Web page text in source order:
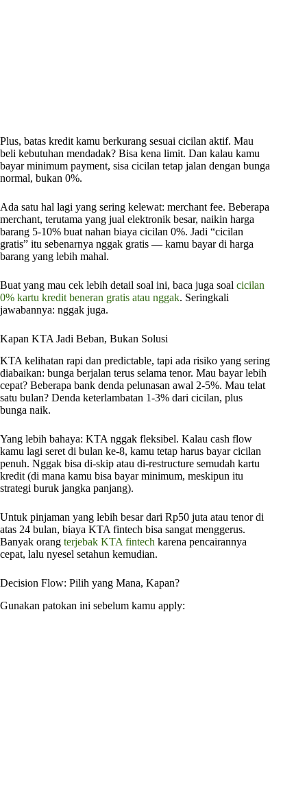
Plus, batas kredit kamu berkurang sesuai cicilan aktif. Mau
beli kebutuhan mendadak? Bisa kena limit. Dan kalau kamu
bayar minimum payment, sisa cicilan tetap jalan dengan bunga
normal, bukan 0%.
Ada satu hal lagi yang sering kelewat: merchant fee. Beberapa
merchant, terutama yang jual elektronik besar, naikin harga
barang 5-10% buat nahan biaya cicilan 0%. Jadi “cicilan
gratis” itu sebenarnya nggak gratis — kamu bayar di harga
barang yang lebih mahal.
Buat yang mau cek lebih detail soal ini, baca juga soal cicilan
0% kartu kredit beneran gratis atau nggak. Seringkali
jawabannya: nggak juga.
Kapan KTA Jadi Beban, Bukan Solusi
KTA kelihatan rapi dan predictable, tapi ada risiko yang sering
diabaikan: bunga berjalan terus selama tenor. Mau bayar lebih
cepat? Beberapa bank denda pelunasan awal 2-5%. Mau telat
satu bulan? Denda keterlambatan 1-3% dari cicilan, plus
bunga naik.
Yang lebih bahaya: KTA nggak fleksibel. Kalau cash flow
kamu lagi seret di bulan ke-8, kamu tetap harus bayar cicilan
penuh. Nggak bisa di-skip atau di-restructure semudah kartu
kredit (di mana kamu bisa bayar minimum, meskipun itu
strategi buruk jangka panjang).
Untuk pinjaman yang lebih besar dari Rp50 juta atau tenor di
atas 24 bulan, biaya KTA fintech bisa sangat menggerus.
Banyak orang terjebak KTA fintech karena pencairannya
cepat, lalu nyesel setahun kemudian.
Decision Flow: Pilih yang Mana, Kapan?
Gunakan patokan ini sebelum kamu apply: